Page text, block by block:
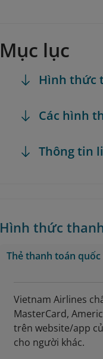
Mục lục
Hình thức
Các hình
Thông tin
Hình thức
Thẻ thanh toán quốc
Vietnam Airlines
MasterCard,
trên website/app
cho người khác.